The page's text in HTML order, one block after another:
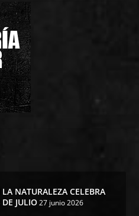
NATURALEZA CELEBRA
JULIO 27 junio 2026